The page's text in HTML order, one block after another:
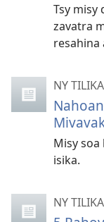
Tsy misy
zavatra
resahina
NY
Misy
isika.
NY